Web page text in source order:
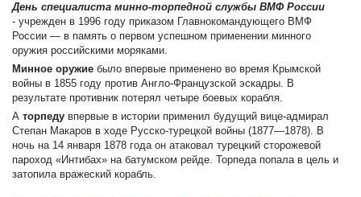
День специалиста минно-торпедной службы ВМФ России
- учрежден в 1996 году приказом Главнокомандующего ВМФ
России — в память о первом успешном применении минного
оружия российскими моряками.
Минное оружие было впервые применено во время Крымской
войны в 1855 году против Англо-Французской эскадры. В
результате противник потерял четыре боевых корабля.
А торпеду впервые в истории применил будущий вице-адмирал
Степан Макаров в ходе Русско-турецкой войны (1877—1878). В
ночь на 14 января 1878 года он атаковал турецкий сторожевой
пароход «Интибах» на батумском рейде. Торпеда попала в цель и
затопила вражеский корабль.